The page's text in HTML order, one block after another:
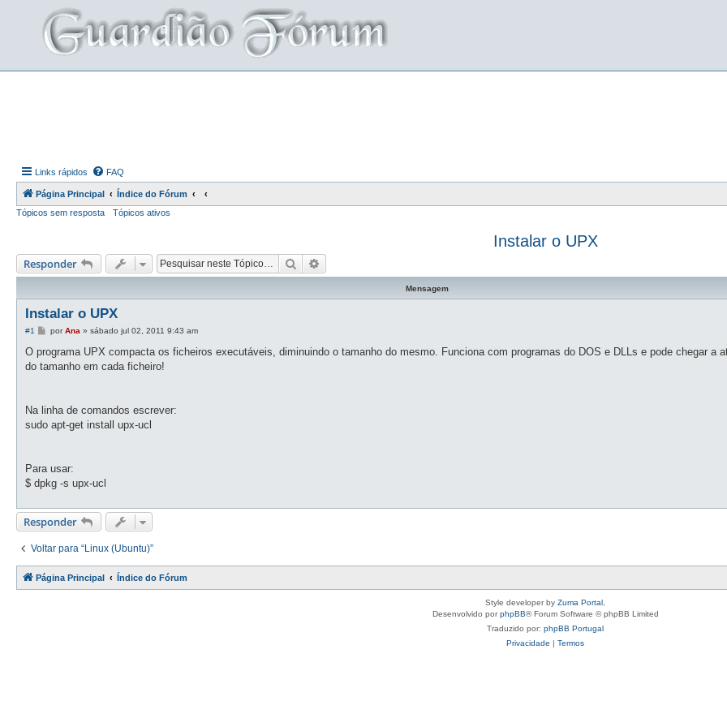
Links rápidos FAQ
Página Principal
Índice do Fórum
Tópicos sem resposta
Tópicos ativos
Instalar o UPX
Responder Pesquisar
Mensagem
Instalar o UPX
#1
M
n
a
porAna » sábado jul 02, 2011 9:43 am
O programa UPX compacta os ficheiros executáveis, diminuindo o tamanho do mesmo. Funciona com programas do DOS e DLLs e pode chegar a
do tamanho em cada ficheiro!
Na linha de comandos escrever:
sudo apt-get install upx-ucl
Para usar:
$ dpkg -s upx-ucl
Responder
Voltar para “Linux (Ubuntu)”
Página Principal Índice do Fórum
Style developer by Zuma Portal
Desenvolvido porphpBB® Forum Software © phpBB Limited
Traduzido por: phpBB Portugal
Privacidade | Termos